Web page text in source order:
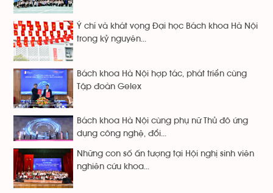
Ý chí và khát vọng Đại học Bách khoa Hà Nội
trong kỷ nguyên...
Bách khoa Hà Nội hợp tác, phát triển cùng
Tập đoàn Gelex
Bách khoa Hà Nội cùng phụ nữ Thủ đô ứng
dụng công nghệ, đổi...
Những con số ấn tượng tại Hội nghị sinh viên
nghiên cứu khoa...